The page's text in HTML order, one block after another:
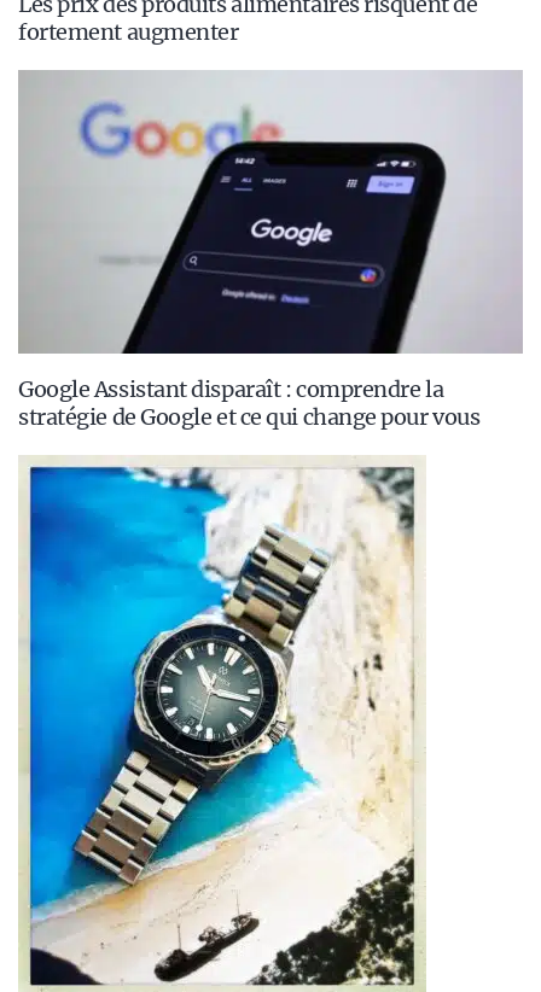
fortement augmenter
Google Assistant disparaît : comprendre la
stratégie de Google et ce qui change pour vous